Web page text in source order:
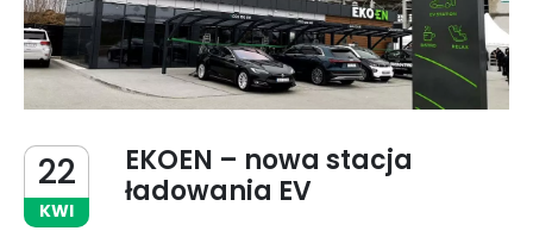
22
KWI
EKOEN – nowa stacja
ładowania EV